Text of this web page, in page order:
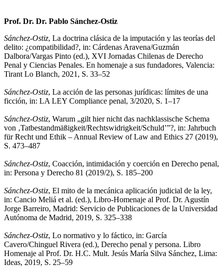
Prof. Dr. Dr. Pablo Sánchez-Ostiz
Sánchez-Ostiz, La doctrina clásica de la imputación y las teorías del
delito: ¿compatibilidad?, in: Cárdenas Aravena/Guzmán
Dalbora/Vargas Pinto (ed.), XVI Jornadas Chilenas de Derecho
Penal y Ciencias Penales. En homenaje a sus fundadores, Valencia:
Tirant Lo Blanch, 2021, S. 33–52
Sánchez-Ostiz, La acción de las personas jurídicas: límites de una
ficción, in: LA LEY Compliance penal, 3/2020, S. 1–17
Sánchez-Ostiz, Warum „gilt hier nicht das nachklassische Schema
von ‚Tatbestandmäßigkeit/Rechtswidrigkeit/Schuld’”?, in: Jahrbuch
für Recht und Ethik – Annual Review of Law and Ethics 27 (2019),
S. 473–487
Sánchez-Ostiz, Coacción, intimidación y coerción en Derecho penal,
in: Persona y Derecho 81 (2019/2), S. 185–200
Sánchez-Ostiz, El mito de la mecánica aplicación judicial de la ley,
in: Cancio Meliá et al. (ed.), Libro-Homenaje al Prof. Dr. Agustín
Jorge Barreiro, Madrid: Servicio de Publicaciones de la Universidad
Autónoma de Madrid, 2019, S. 325–338
Sánchez-Ostiz, Lo normativo y lo fáctico, in: García
Cavero/Chinguel Rivera (ed.), Derecho penal y persona. Libro
Homenaje al Prof. Dr. H.C. Mult. Jesús María Silva Sánchez, Lima:
Ideas, 2019, S. 25–59